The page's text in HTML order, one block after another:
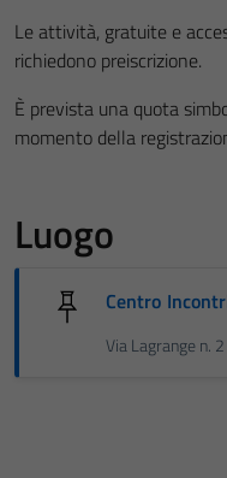
Le attività, gratuite e
richiedono preiscrizione.
È prevista una quota
momento della
Luogo
Centro
Via Lagrange n. 2